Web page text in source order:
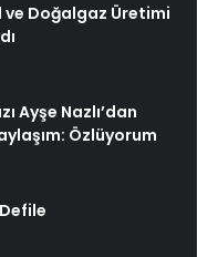
ve Doğalgaz Üretimi
Ayşe Nazlı’dan
Özlüyorum